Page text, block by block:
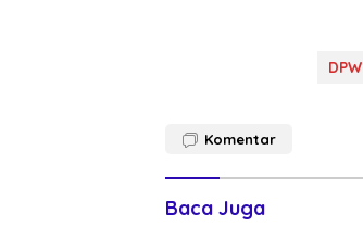
Komentar
Baca Juga